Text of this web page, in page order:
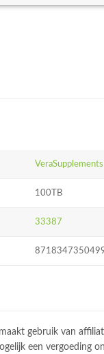
VeraSupplements
100TB
33387
gebruik van
een vergoeding